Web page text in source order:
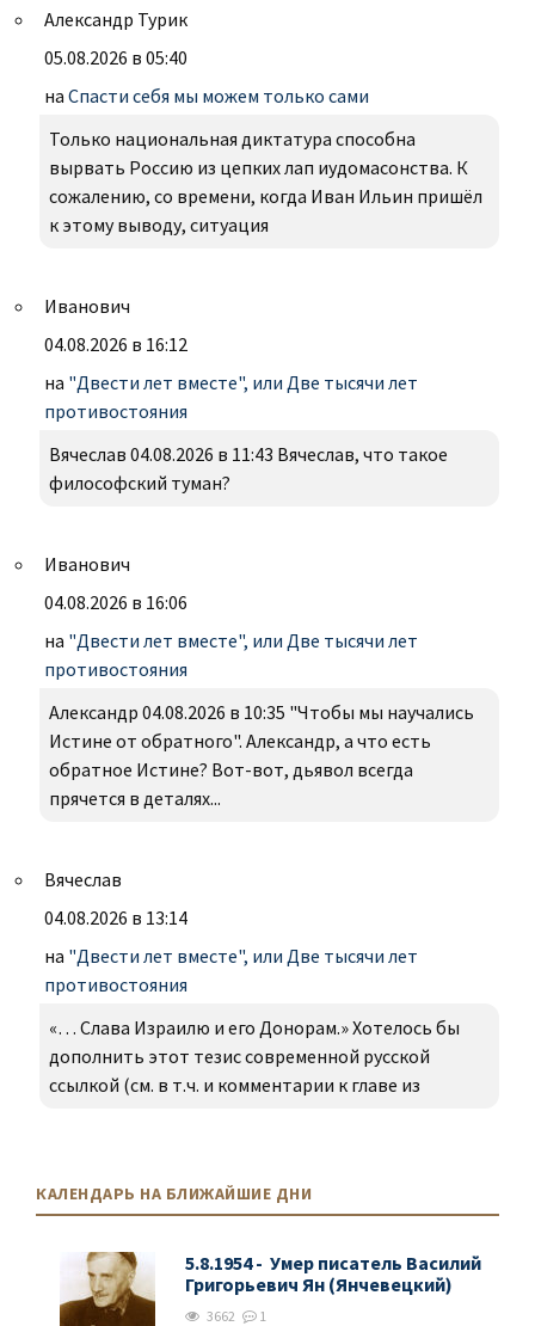
Александр Турик
05.08.2026 в 05:40
на Спасти себя мы можем только сами
Только национальная диктатура способна
вырвать Россию из цепких лап иудомасонства. К
сожалению, со времени, когда Иван Ильин пришёл
к этому выводу, ситуация
Иванович
04.08.2026 в 16:12
на "Двести лет вместе", или Две тысячи лет
противостояния
Вячеслав 04.08.2026 в 11:43 Вячеслав, что такое
философский туман?
Иванович
04.08.2026 в 16:06
на "Двести лет вместе", или Две тысячи лет
противостояния
Александр 04.08.2026 в 10:35 "Чтобы мы научались
Истине от обратного". Александр, а что есть
обратное Истине? Вот-вот, дьявол всегда
прячется в деталях...
Вячеслав
04.08.2026 в 13:14
на "Двести лет вместе", или Две тысячи лет
противостояния
«… Слава Израилю и его Донорам.» Хотелось бы
дополнить этот тезис современной русской
ссылкой (см. в т.ч. и комментарии к главе из
КАЛЕНДАРЬ НА БЛИЖАЙШИЕ ДНИ
5.8.1954 - Умер писатель Василий
Григорьевич Ян (Янчевецкий)
3662 1